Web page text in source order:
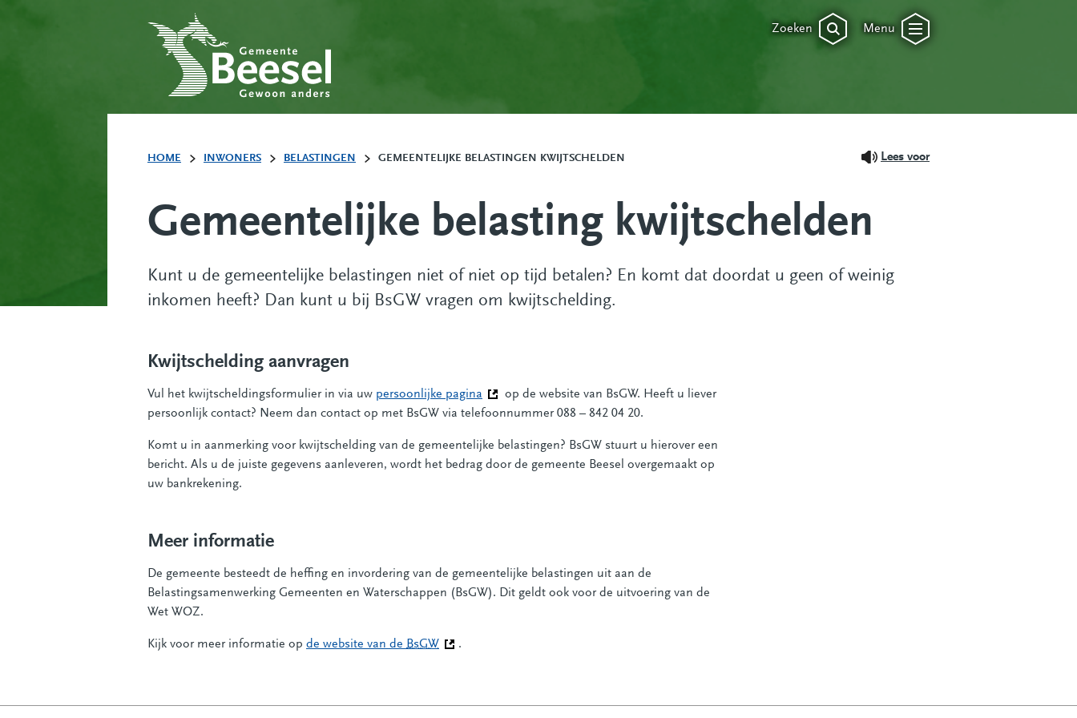
Zoeken Menu
HOME INWONERS BELASTINGEN GEMEENTELIJKE BELASTINGEN KWIJTSCHELDEN Lees voor
Gemeentelijke belasting kwijtschelden
Kunt u de gemeentelijke belastingen niet of niet op tijd betalen? En komt dat doordat u geen of weinig
inkomen heeft? Dan kunt u bij BsGW vragen om kwijtschelding.
Kwijtschelding aanvragen
Vul het kwijtscheldingsformulier in via uw persoonlijke pagina (Deze link gaat naar een andere website)
op de website van BsGW. Heeft u liever
persoonlijk contact? Neem dan contact op met BsGW via telefoonnummer 088 – 842 04 20.
Komt u in aanmerking voor kwijtschelding van de gemeentelijke belastingen? BsGW stuurt u hierover een
bericht. Als u de juiste gegevens aanleveren, wordt het bedrag door de gemeente Beesel overgemaakt op
uw bankrekening.
Meer informatie
De gemeente besteedt de heffing en invordering van de gemeentelijke belastingen uit aan de
Belastingsamenwerking Gemeenten en Waterschappen (BsGW). Dit geldt ook voor de uitvoering van de
Wet WOZ.
Kijk voor meer informatie op de website van de BsGW (Deze link gaat naar een andere website)
.